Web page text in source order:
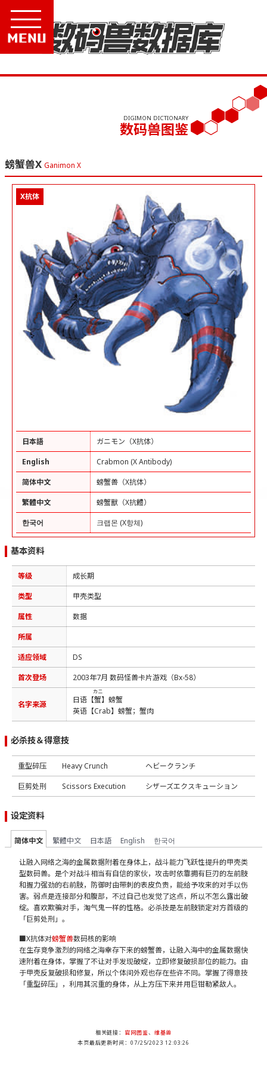
DIGIMON DICTIONARY
数码兽图鉴
螃蟹兽X Ganimon X
X抗体
日本語
ガニモン（X抗体）
English
Crabmon (X Antibody)
简体中文
螃蟹兽（X抗体）
繁體中文
螃蟹獸（X抗體）
한국어
크랩몬 (X항체)
基本资料
等级
成长期
类型
甲壳类型
属性
数据
所属
适应领域
DS
首次登场
2003年7月 数码怪兽卡片游戏（Bx-58）
名字来源 日语【蟹
カニ
】螃蟹
英语【Crab】螃蟹；蟹肉
必杀技＆得意技
重型碎压 Heavy Crunch
ヘビークランチ
巨剪处刑
Scissors Execution シザーズエクスキューション
设定资料
简体中文 繁體中文 日本語 English 한국어
让融入网络之海的金属数据附着在身体上，战斗能力飞跃性提升的甲壳类
型数码兽。是个对战斗相当有自信的家伙，攻击时依靠拥有巨刃的左前肢
和握力强劲的右前肢，防御时由带刺的表皮负责，能给予攻来的对手以伤
害。弱点是连接部分和腹部，不过自己也发觉了这点，所以不怎么露出破
绽。喜欢欺骗对手，淘气鬼一样的性格。必杀技是左前肢锁定对方首级的
「巨剪处刑」。
■X抗体对螃蟹兽数码核的影响
在生存竞争激烈的网络之海幸存下来的螃蟹兽，让融入海中的金属数据快
速附着在身体，掌握了不让对手发现破绽，立即修复破损部位的能力。由
于甲壳反复破损和修复，所以个体间外观也存在些许不同。掌握了得意技
「重型碎压」，利用其沉重的身体，从上方压下来并用巨钳勒紧敌人。
相关链接： 官网图鉴、 维基兽
本页最后更新时间：07/25/2023 12:03:26